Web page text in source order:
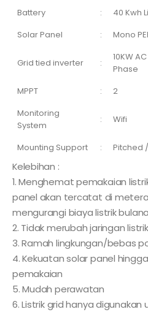
Battery
:
40 Kwh
Solar Panel
: Mono
Grid tied inverter :
10KW
Phase
MPPT
:
2
Monitoring
System
: Wifi
Mounting Support : Pitched
Kelebihan :
1. Menghemat pemakaian
panel akan tercatat di
mengurangi biaya listrik
2. Tidak merubah jaringan
3. Ramah lingkungan/bebas
4. Kekuatan solar panel
pemakaian
5. Mudah perawatan
6. Listrik grid hanya